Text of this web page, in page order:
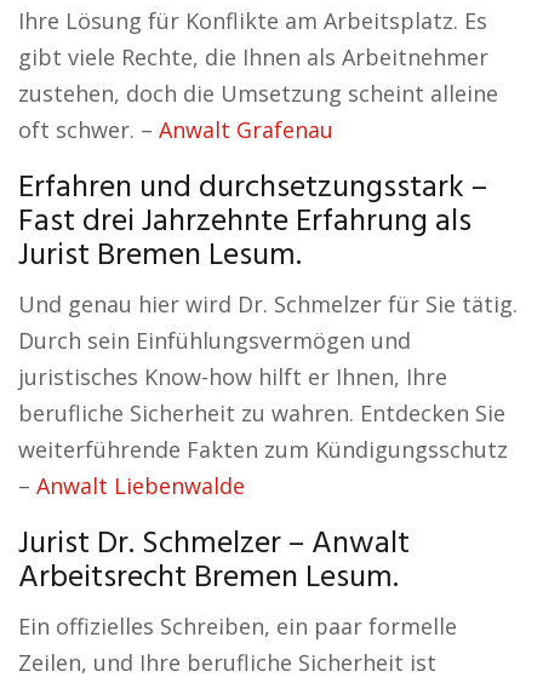
Ihre Lösung für Konflikte am Arbeitsplatz. Es
gibt viele Rechte, die Ihnen als Arbeitnehmer
zustehen, doch die Umsetzung scheint alleine
oft schwer. – Anwalt Grafenau
Erfahren und durchsetzungsstark –
Fast drei Jahrzehnte Erfahrung als
Jurist Bremen Lesum.
Und genau hier wird Dr. Schmelzer für Sie tätig.
Durch sein Einfühlungsvermögen und
juristisches Know-how hilft er Ihnen, Ihre
berufliche Sicherheit zu wahren. Entdecken Sie
weiterführende Fakten zum Kündigungsschutz
– Anwalt Liebenwalde
Jurist Dr. Schmelzer – Anwalt
Arbeitsrecht Bremen Lesum.
Ein offizielles Schreiben, ein paar formelle
Zeilen, und Ihre berufliche Sicherheit ist